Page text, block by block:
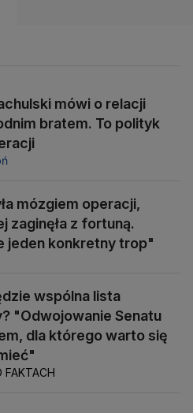
mówi o relacji
bratem. To polityk
mózgiem operacji,
zaginęła z fortuną.
jeden konkretny trop"
wspólna lista
"Odwojowanie Senatu
dla którego warto się
FAKTACH